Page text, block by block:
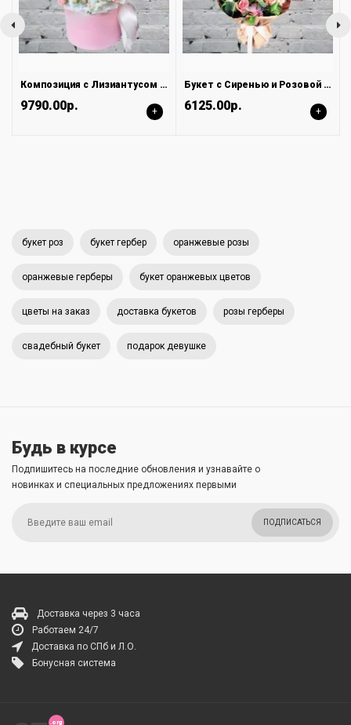
Композиция с Лизиантусом и Фрезией в Коробке
9790.00р. +
Букет с Сиренью и Розовой Розой
6125.00р. +
букет роз букет гербер оранжевые розы
оранжевые герберы букет оранжевых цветов
цветы на заказ доставка букетов розы герберы
свадебный букет подарок девушке
Будь в курсе
Подпишитесь на последние обновления и узнавайте о
новинках и специальных предложениях первыми
ПОДПИСАТЬСЯ
Доставка через 3 часа
Работаем 24/7
Доставка по СПб и Л.О.
Бонусная система